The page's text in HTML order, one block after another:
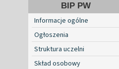
BIP PW
Informacje ogólne
Ogłoszenia
Struktura uczelni
Skład osobowy